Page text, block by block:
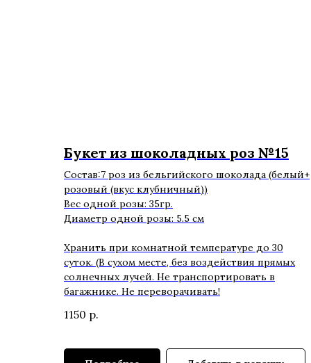
Букет из шоколадных роз №15
Состав:7 роз из бельгийского шоколада (белый+
розовый (вкус клубничный))
Вес одной розы: 35гр.
Диаметр одной розы: 5.5 см
Хранить при комнатной температуре до 30
суток. (В сухом месте, без воздействия прямых
солнечных лучей. Не транспортировать в
багажнике. Не переворачивать!
1150 р.